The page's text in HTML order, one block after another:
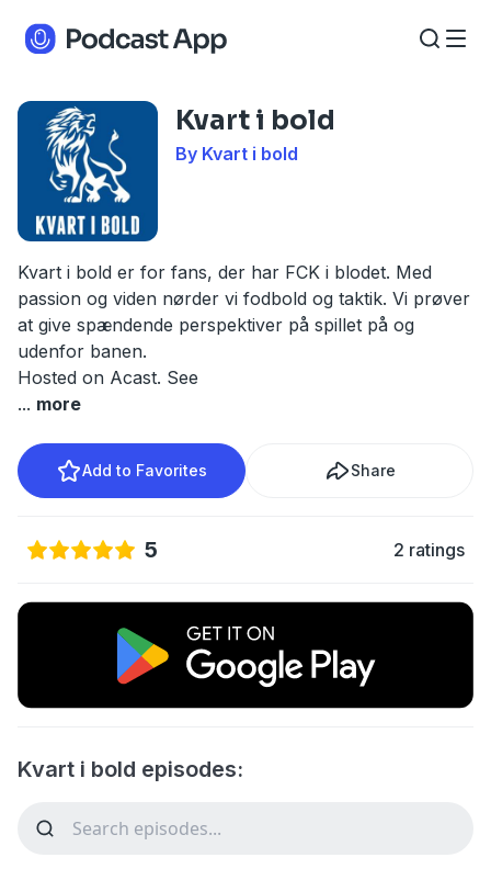
Kvart i bold
By Kvart i bold
Kvart i bold er for fans, der har FCK i blodet. Med
passion og viden nørder vi fodbold og taktik. Vi prøver
at give spændende perspektiver på spillet på og
udenfor banen.
Hosted on Acast. See
... more
Add to Favorites Share
5 2 ratings
Kvart i bold episodes: